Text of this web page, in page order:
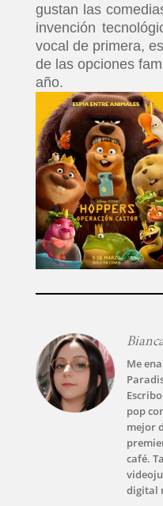
INICIO
PELICULAS
gustan las
invención
vocal de primera,
de las opciones
año.
Me
pop
mejor
café.
digital